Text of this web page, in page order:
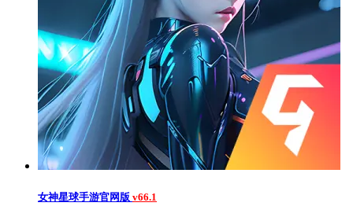
女神星球手游官网版 v66.1